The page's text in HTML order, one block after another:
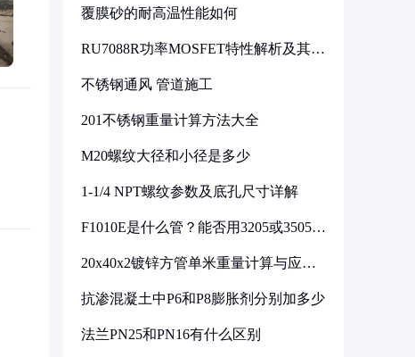
覆膜砂的耐高温性能如何
RU7088R功率MOSFET特性解析及其在
不锈钢通风 管道施工
201不锈钢重量计算方法大全
M20螺纹大径和小径是多少
1-1/4 NPT螺纹参数及底孔尺寸详解
F1010E是什么管？能否用3205或3505代
20x40x2镀锌方管单米重量计算与应用
抗渗混凝土中P6和P8膨胀剂分别加多少
法兰PN25和PN16有什么区别